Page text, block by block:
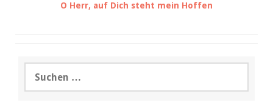
O Herr, auf Dich steht mein Hoffen
nach: